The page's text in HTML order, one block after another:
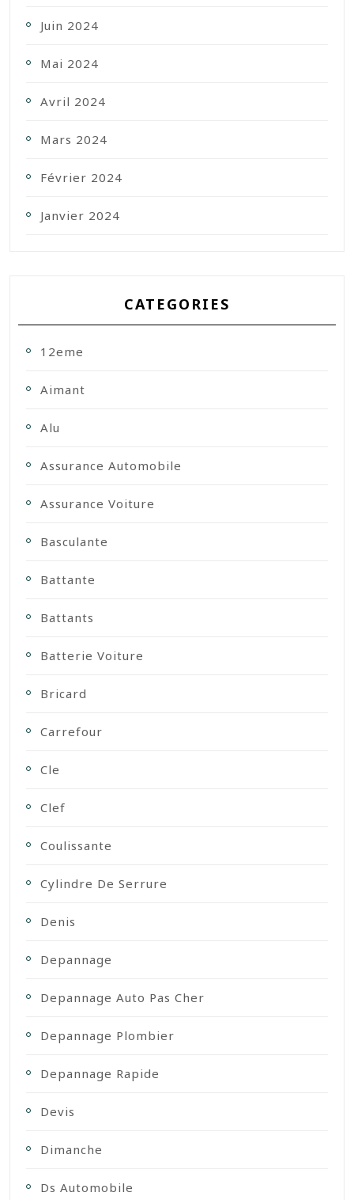
Juin 2024
Mai 2024
Avril 2024
Mars 2024
Février 2024
Janvier 2024
CATEGORIES
12eme
Aimant
Alu
Assurance Automobile
Assurance Voiture
Basculante
Battante
Battants
Batterie Voiture
Bricard
Carrefour
Cle
Clef
Coulissante
Cylindre De Serrure
Denis
Depannage
Depannage Auto Pas Cher
Depannage Plombier
Depannage Rapide
Devis
Dimanche
Ds Automobile